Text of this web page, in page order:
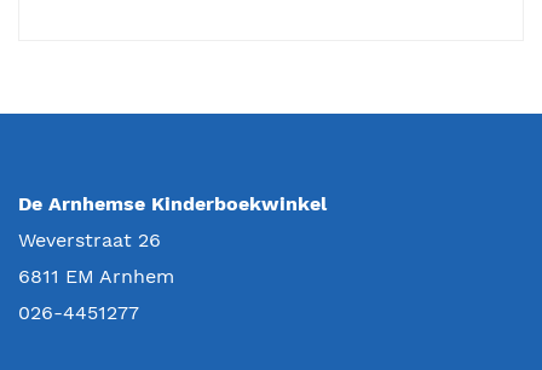
De Arnhemse Kinderboekwinkel
Weverstraat 26
6811 EM Arnhem
026-4451277